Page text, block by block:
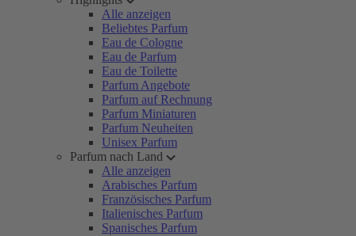
Alle anzeigen
Beliebtes Parfum
Eau de Cologne
Eau de Parfum
Eau de Toilette
Parfum Angebote
Parfum auf Rechnung
Parfum Miniaturen
Parfum Neuheiten
Unisex Parfum
Parfum nach Land
Alle anzeigen
Arabisches Parfum
Französisches Parfum
Italienisches Parfum
Spanisches Parfum